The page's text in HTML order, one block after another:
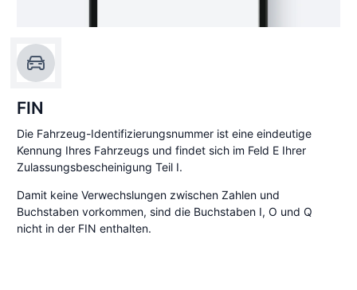
FIN
Die Fahrzeug-Identifizierungsnummer ist eine eindeutige
Kennung Ihres Fahrzeugs und findet sich im Feld E Ihrer
Zulassungsbescheinigung Teil I.
Damit keine Verwechslungen zwischen Zahlen und
Buchstaben vorkommen, sind die Buchstaben I, O und Q
nicht in der FIN enthalten.